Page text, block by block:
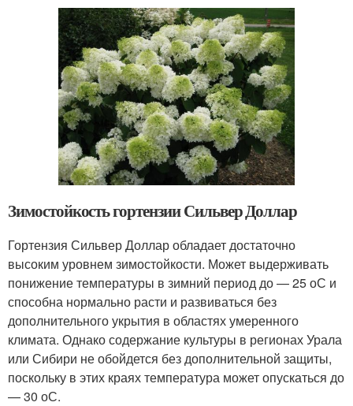
Зимостойкость гортензии Сильвер Доллар
Гортензия Сильвер Доллар обладает достаточно
высоким уровнем зимостойкости. Может выдерживать
понижение температуры в зимний период до — 25 оС и
способна нормально расти и развиваться без
дополнительного укрытия в областях умеренного
климата. Однако содержание культуры в регионах Урала
или Сибири не обойдется без дополнительной защиты,
поскольку в этих краях температура может опускаться до
— 30 оС.